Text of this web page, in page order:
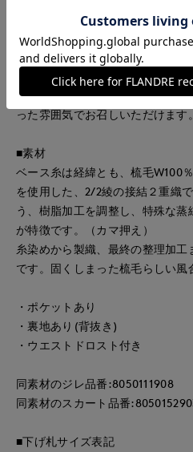
ているので、後ろのフォルムが
ブルゾンです。メタルのゴール
デザインポイント。ウエストに施
で着こなしに合わせてシルエッ
袖口は二段階でアジャストでき
った雰囲気でお召しいただけます。
■素材
ベース糸は経緯とも、梳毛W100
を使用した、2/2綾の接結２重織
う、樹脂加工を調整し、特殊な
が特徴です。（カマ押え）
糸染めから製織、最終の整理加
です。固くしまった梳毛らしい風
・ポケットあり
・裏地あり(背抜き)
・ウエストドロスト付き
同素材のジレ品番:8050111908
同素材のスカート品番
■下げ札サイズ表記